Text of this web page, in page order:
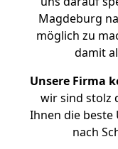
Magdeburg
möglich zu
damit
Unsere Firma
wir sind stolz
Ihnen die
nach